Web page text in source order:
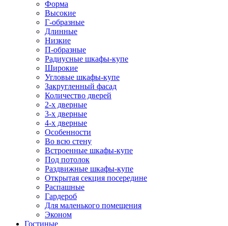
Форма
Высокие
Г-образные
Длинные
Низкие
П-образные
Радиусные шкафы-купе
Широкие
Угловые шкафы-купе
Закругленный фасад
Количество дверей
2-х дверные
3-х дверные
4-х дверные
Особенности
Во всю стену
Встроенные шкафы-купе
Под потолок
Раздвижные шкафы-купе
Открытая секция посередине
Распашные
Гардероб
Для маленького помещения
Эконом
Гостиные